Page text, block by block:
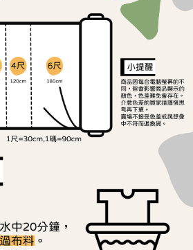
認金額後，即可完成結帳。
到繳費通知簡訊。
內，點擊此簡訊中的連結，可透過四大超商／
進行付款，方視為交易完成。
不需立刻繳費，但若您需要取消訂單，請聯絡
意取消之訂單仍視為有效，需透過AFTEE先享
先享後付 」之結帳頁面顯示為準，若有關於
欲退款等相關疑問，請聯繫「AFTEE先享後付
support/home
公司提供之「AFTEE先享後付」服務完成之交
提供個人資料，並將交易相關給付款項請求債
司。
得法定代理人或監護人之同意方可使用
經同意申辦者引起之損失，本公司不負相關責
含以上)免運費
含以上)免運費